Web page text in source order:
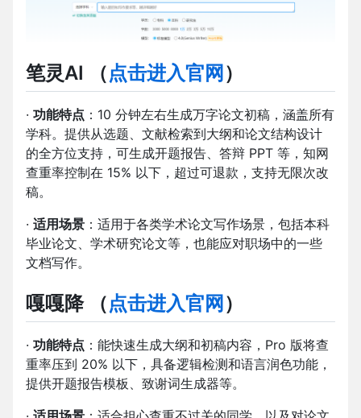
笔灵AI （点击进入官网 ）
· 功能特点 ：10 分钟左右生成万字论文初稿，涵盖所有
学科。提供从选题、文献检索到大纲和论文结构设计
的全方位支持，可生成开题报告、答辩 PPT 等，知网
查重率控制在 15% 以下，超过可退款，支持无限次改
稿。
· 适用场景 ：适用于各类学术论文写作场景，包括本科
毕业论文、学术研究论文等，也能应对职场中的一些
文档写作。
嘎嘎降 （点击进入官网 ）
· 功能特点 ：能快速生成大纲和初稿内容，Pro 版将查
重率压到 20% 以下，具备逻辑检测和语言润色功能，
提供开题报告模板、致谢词生成器等。